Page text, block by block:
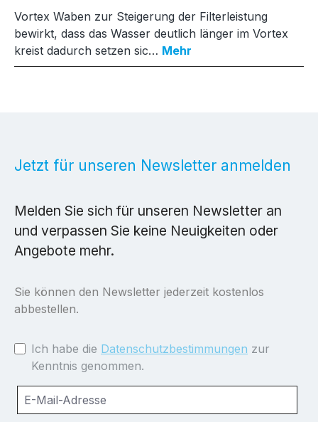
Vortex Waben zur Steigerung der Filterleistung
bewirkt, dass das Wasser deutlich länger im Vortex
kreist dadurch setzen sic… Mehr
Jetzt für unseren Newsletter anmelden
Melden Sie sich für unseren Newsletter an
und verpassen Sie keine Neuigkeiten oder
Angebote mehr.
Sie können den Newsletter jederzeit kostenlos
abbestellen.
Ich habe die Datenschutzbestimmungen zur
Kenntnis genommen.